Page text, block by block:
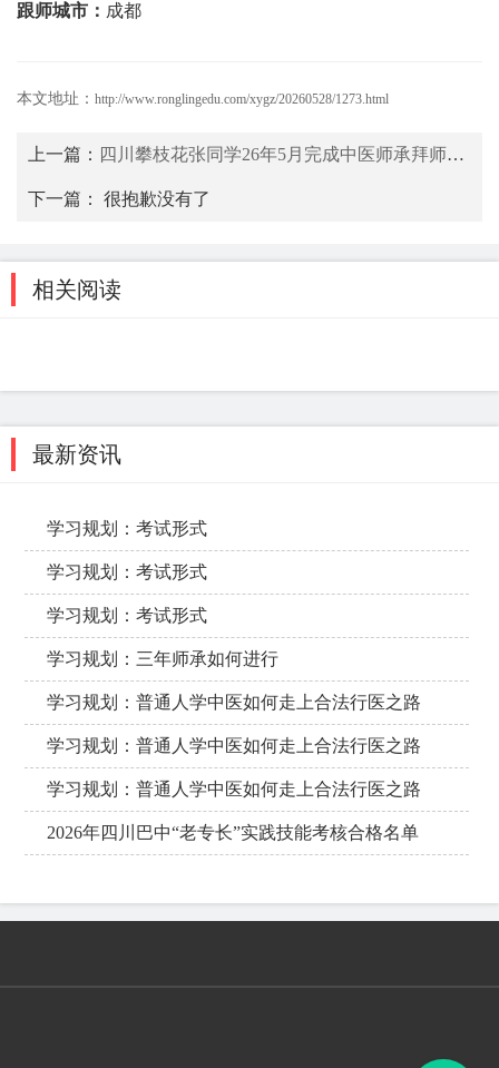
跟师城市： 成都
本文地址： http://www.ronglingedu.com/xygz/20260528/1273.html
上一篇： 四川攀枝花张同学26年5月完成中医师承拜师公证
下一篇： 很抱歉没有了
相关阅读
最新资讯
学习规划：考试形式
学习规划：考试形式
学习规划：考试形式
学习规划：三年师承如何进行
学习规划：普通人学中医如何走上合法行医之路
学习规划：普通人学中医如何走上合法行医之路
学习规划：普通人学中医如何走上合法行医之路
2026年四川巴中“老专长”实践技能考核合格名单